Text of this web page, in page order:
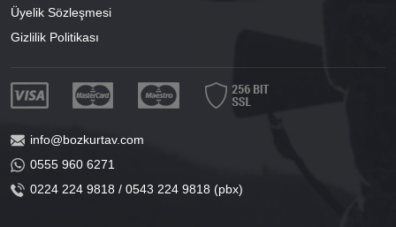
Üyelik Sözleşmesi
Gizlilik Politikası
info@bozkurtav.com
0555 960 6271
0224 224 9818 / 0543 224 9818 (pbx)